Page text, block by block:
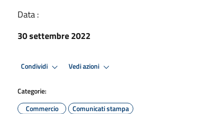
Data :
30 settembre 2022
Condividi Vedi azioni
Categorie:
Commercio
Comunicati stampa